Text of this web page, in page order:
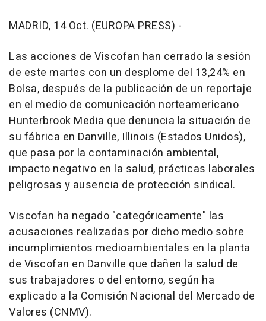
MADRID, 14 Oct. (EUROPA PRESS) -
Las acciones de Viscofan han cerrado la sesión
de este martes con un desplome del 13,24% en
Bolsa, después de la publicación de un reportaje
en el medio de comunicación norteamericano
Hunterbrook Media que denuncia la situación de
su fábrica en Danville, Illinois (Estados Unidos),
que pasa por la contaminación ambiental,
impacto negativo en la salud, prácticas laborales
peligrosas y ausencia de protección sindical.
Viscofan ha negado "categóricamente" las
acusaciones realizadas por dicho medio sobre
incumplimientos medioambientales en la planta
de Viscofan en Danville que dañen la salud de
sus trabajadores o del entorno, según ha
explicado a la Comisión Nacional del Mercado de
Valores (CNMV).